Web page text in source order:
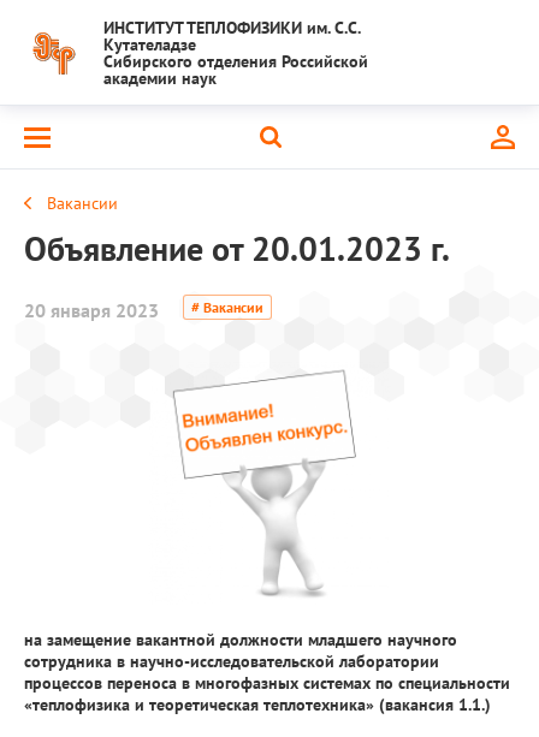
ИНСТИТУТ ТЕПЛОФИЗИКИ им. С.С.
Кутателадзе
Сибирского отделения Российской
академии наук
Вакансии
Объявление от 20.01.2023 г.
20 января 2023 # Вакансии
на замещение вакантной должности младшего научного
сотрудника в научно-исследовательской лаборатории
процессов переноса в многофазных системах по специальности
«теплофизика и теоретическая теплотехника» (вакансия 1.1.)